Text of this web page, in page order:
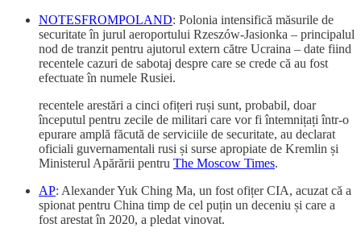
NOTESFROMPOLAND: Polonia intensifică măsurile de
securitate în jurul aeroportului Rzeszów-Jasionka – principalul
nod de tranzit pentru ajutorul extern către Ucraina – date fiind
recentele cazuri de sabotaj despre care se crede că au fost
efectuate în numele Rusiei.
recentele arestări a cinci ofițeri ruși sunt, probabil, doar
începutul pentru zecile de militari care vor fi întemnițați într-o
epurare amplă făcută de serviciile de securitate, au declarat
oficiali guvernamentali rusi și surse apropiate de Kremlin și
Ministerul Apărării pentru The Moscow Times.
AP: Alexander Yuk Ching Ma, un fost ofițer CIA, acuzat că a
spionat pentru China timp de cel puțin un deceniu și care a
fost arestat în 2020, a pledat vinovat.